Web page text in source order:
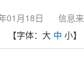
01月18日 信息
【字体： 大 中 小】